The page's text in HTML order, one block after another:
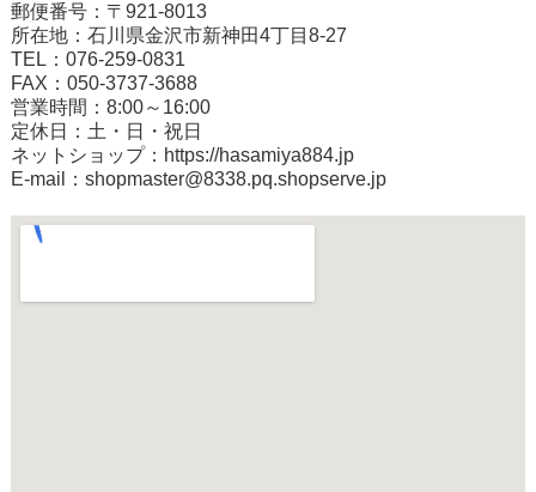
郵便番号：〒921-8013
所在地：石川県金沢市新神田4丁目8-27
TEL：076-259-0831
FAX：050-3737-3688
営業時間：8:00～16:00
定休日：土・日・祝日
ネットショップ： https://hasamiya884.jp
E-mail：shopmaster@8338.pq.shopserve.jp